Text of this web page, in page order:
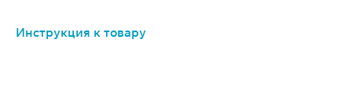
Инструкция к товару